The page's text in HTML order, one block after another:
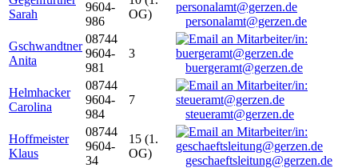
Sarah
9604-
986
OG)
personalamt@gerzen.de
Gschwandtner
Anita
08744
9604-
981
3
buergeramt@gerzen.de
Helmhacker
Carolina
08744
9604-
984
7
steueramt@gerzen.de
Hoffmeister
Klaus
08744
9604-
34
15 (1.
OG)
geschaeftsleitung@gerzen.de